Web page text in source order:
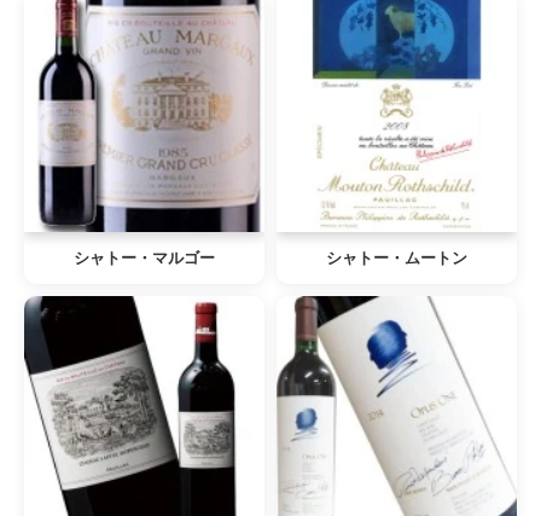
シャトー・マルゴー シャトー・ムートン